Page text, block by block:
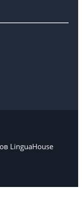
LinguaHouse